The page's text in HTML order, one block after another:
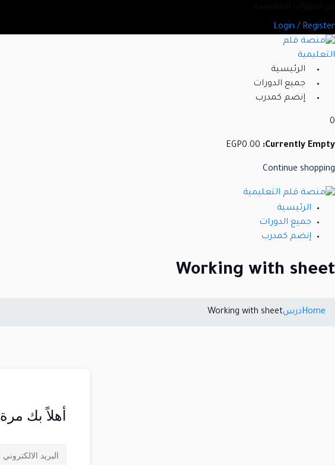
Skip
content
من الدورات المعتمدة
Login / Register
الرئيسية
جميع الدورات
إنضم كمدرب
0
Currently Empty:
EGP0.00
Continue shopping
الرئيسية
جميع الدورات
إنضم كمدرب
Working with sheet
HomeدرسWorking with sheet
أهلاً بك